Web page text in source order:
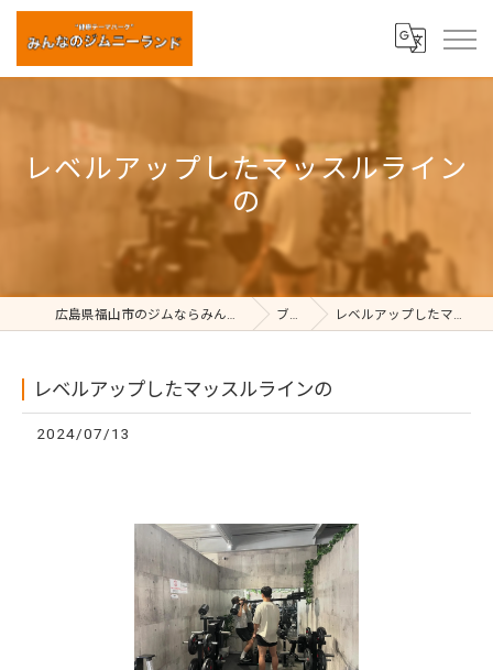
レベルアップしたマッスルライン
の
広島県福山市のジムならみんなのジムニーランド ブログ レベルアップしたマッスルラインの
レベルアップしたマッスルラインの
2024/07/13